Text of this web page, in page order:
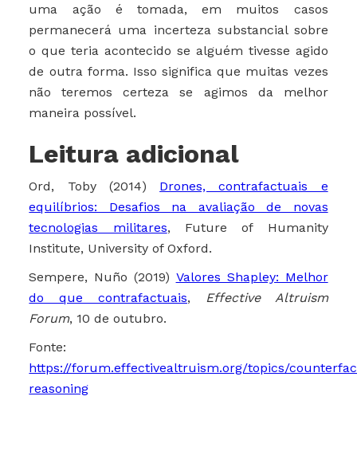
uma ação é tomada, em muitos casos
permanecerá uma incerteza substancial sobre
o que teria acontecido se alguém tivesse agido
de outra forma. Isso significa que muitas vezes
não teremos certeza se agimos da melhor
maneira possível.
Leitura adicional
Ord, Toby (2014) Drones, contrafactuais e
equilíbrios: Desafios na avaliação de novas
tecnologias militares, Future of Humanity
Institute, University of Oxford.
Sempere, Nuño (2019) Valores Shapley: Melhor
do que contrafactuais,
Effective Altruism
Forum, 10 de outubro.
Fonte:
https://forum.effectivealtruism.org/topics/
reasoning